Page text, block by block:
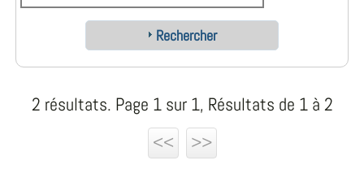
Rechercher
2 résultats. Page 1 sur 1, Résultats de 1 à 2
<<
>>